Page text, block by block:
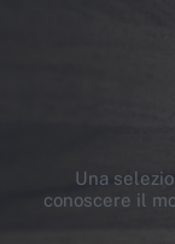
Una
conoscere il